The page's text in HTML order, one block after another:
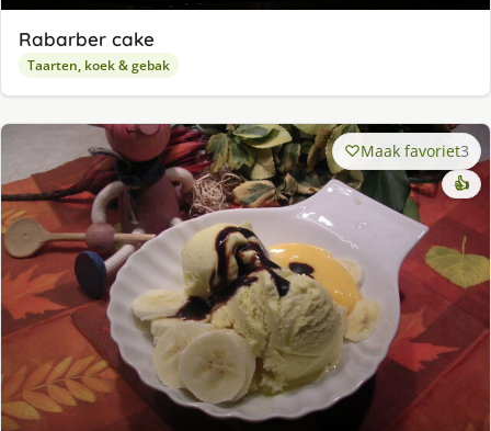
Rabarber cake
Taarten, koek & gebak
Maak favoriet3
👍